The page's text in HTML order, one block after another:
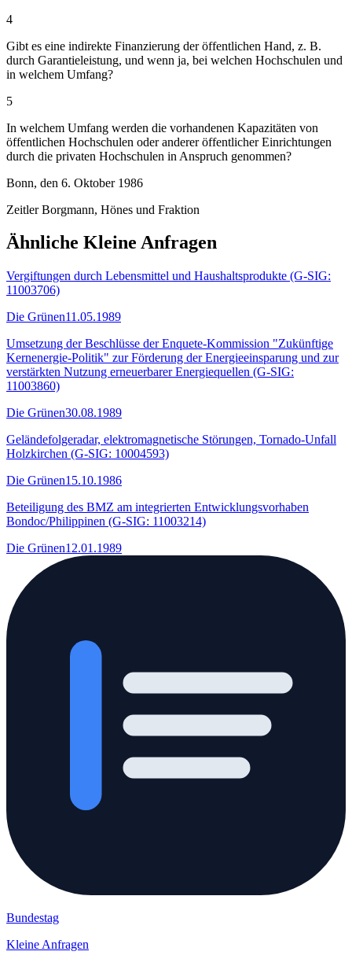
4
Gibt es eine indirekte Finanzierung der öffentlichen Hand, z. B.
durch Garantieleistung, und wenn ja, bei welchen Hochschulen und
in welchem Umfang?
5
In welchem Umfang werden die vorhandenen Kapazitäten von
öffentlichen Hochschulen oder anderer öffentlicher Einrichtungen
durch die privaten Hochschulen in Anspruch genommen?
Bonn, den 6. Oktober 1986
Zeitler Borgmann, Hönes und Fraktion
Ähnliche Kleine Anfragen
Vergiftungen durch Lebensmittel und Haushaltsprodukte (G-SIG:
11003706)
Die Grünen11.05.1989
Umsetzung der Beschlüsse der Enquete-Kommission "Zukünftige
Kernenergie-Politik" zur Förderung der Energieeinsparung und zur
verstärkten Nutzung erneuerbarer Energiequellen (G-SIG:
11003860)
Die Grünen30.08.1989
Geländefolgeradar, elektromagnetische Störungen, Tornado-Unfall
Holzkirchen (G-SIG: 10004593)
Die Grünen15.10.1986
Beteiligung des BMZ am integrierten Entwicklungsvorhaben
Bondoc/Philippinen (G-SIG: 11003214)
Die Grünen12.01.1989
Bundestag
Kleine Anfragen